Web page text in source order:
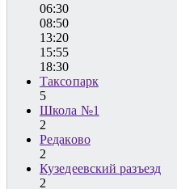
06:30
08:50
13:20
15:55
18:30
Таксопарк
5
Школа №1
2
Редаково
2
Кузедеевский разъезд
2